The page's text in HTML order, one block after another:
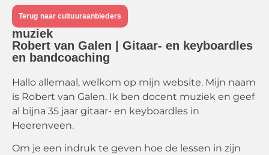
Terug naar cultuuraanbieders
muziek
Robert van Galen | Gitaar- en keyboardles
en bandcoaching
Hallo allemaal, welkom op mijn website. Mijn naam
is Robert van Galen. Ik ben docent muziek en geef
al bijna 35 jaar gitaar- en keyboardles in
Heerenveen.
Om je een indruk te geven hoe de lessen in zijn